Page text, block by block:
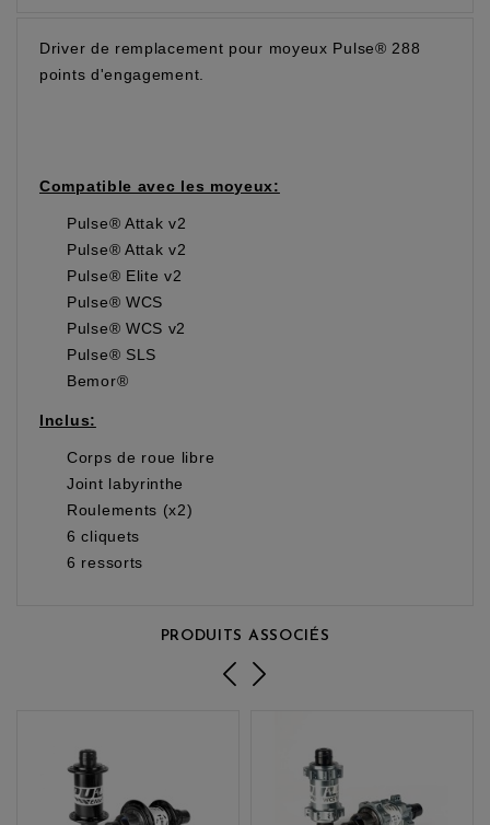
Driver de remplacement pour moyeux Pulse® 288
points d'engagement.
Compatible avec les moyeux:
Pulse® Attak v2
Pulse® Attak v2
Pulse® Elite v2
Pulse® WCS
Pulse® WCS v2
Pulse® SLS
Bemor®
Inclus:
Corps de roue libre
Joint labyrinthe
Roulements (x2)
6 cliquets
6 ressorts
PRODUITS ASSOCIÉS